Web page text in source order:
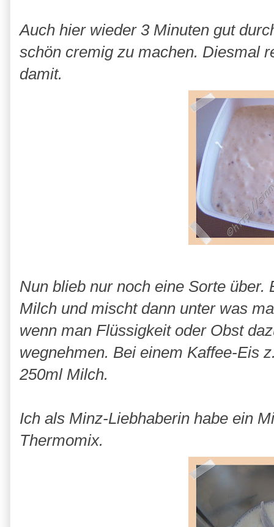
Auch hier wieder 3 Minuten gut
schön cremig zu machen. Diesmal
damit.
Nun blieb nur noch eine Sorte
Milch und mischt dann unter was
wenn man Flüssigkeit oder Obst
wegnehmen. Bei einem Kaffee-Eis
250ml Milch.
Ich als Minz-Liebhaberin habe ein
Thermomix.